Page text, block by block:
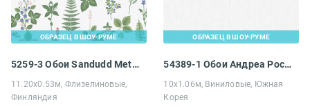
ОБРАЗЕЦ В ШОУ-РУМЕ
5259-3 Обои Sandudd Metsapolku
11.20х0.53м, Флизелиновые,
Финляндия
ОБРАЗЕЦ В ШОУ-РУМЕ
54389-1 Обои Андреа Росси Черади
10х1.06м, Виниловые, Южная
Корея